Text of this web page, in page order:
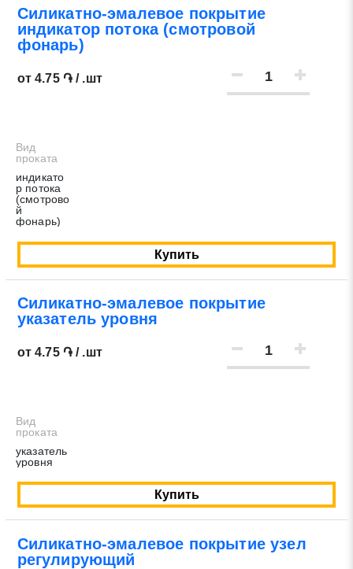
Силикатно-эмалевое покрытие
индикатор потока (смотровой
фонарь)
от 4.75 ֏ / .шт
Вид
проката
индикато
р потока
(смотрово
й
фонарь)
Купить
Силикатно-эмалевое покрытие
указатель уровня
от 4.75 ֏ / .шт
Вид
проката
указатель
уровня
Купить
Силикатно-эмалевое покрытие узел
регулирующий